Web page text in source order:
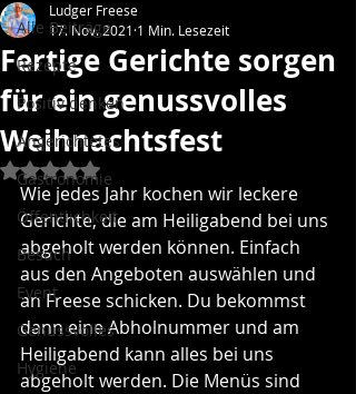
Alle Beiträge
Rezepte
Positiv denken
Angerichtetes
Gastronomie
Öffentlichkeit
Besuch
Event
Genussvolles
Hygiene
Fertige Gerichte sorgen
für ein genussvolles
Weihnachtsfest
Ludger Freese
17. Nov. 2021 1 Min. Lesezeit
Mit NaN von 5 Sternen bewertet.
Wie jedes Jahr kochen wir leckere
Gerichte, die am Heiligabend bei uns
abgeholt werden können. Einfach
aus den Angeboten auswählen und
an Freese schicken. Du bekommst
dann eine Abholnummer und am
Heiligabend kann alles bei uns
abgeholt werden. Die Menüs sind